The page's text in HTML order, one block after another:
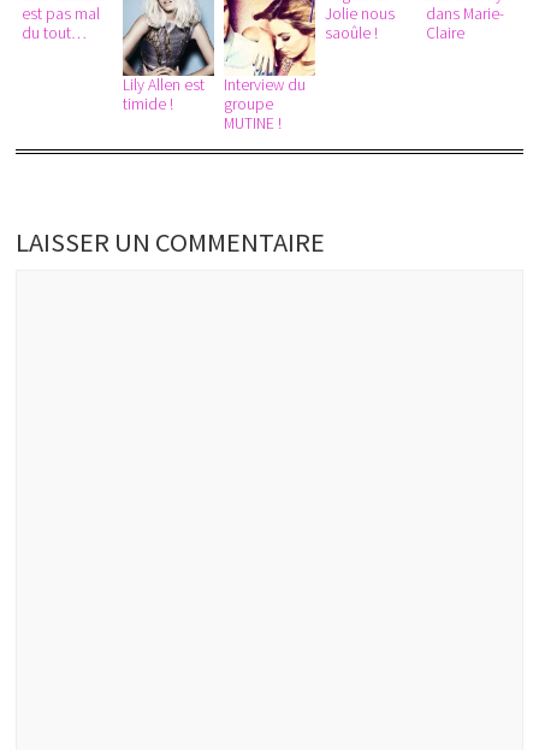
est pas mal
du tout…
Lily Allen est
timide !
Interview du
groupe
MUTINE !
Jolie nous
saoûle !
dans Marie-
Claire
LAISSER UN COMMENTAIRE